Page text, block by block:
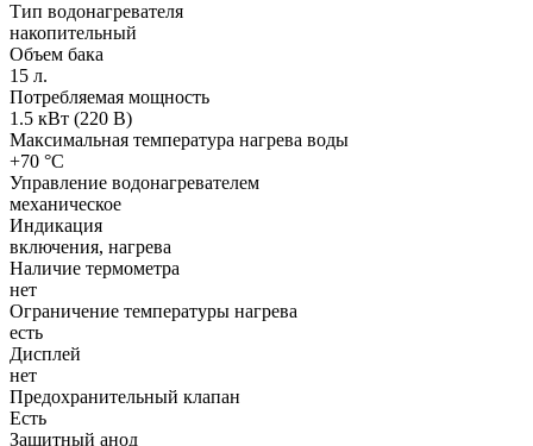
Тип водонагревателя
накопительный
Объем бака
15 л.
Потребляемая мощность
1.5 кВт (220 В)
Максимальная температура нагрева воды
+70 °С
Управление водонагревателем
механическое
Индикация
включения, нагрева
Наличие термометра
нет
Ограничение температуры нагрева
есть
Дисплей
нет
Предохранительный клапан
Есть
Защитный анод